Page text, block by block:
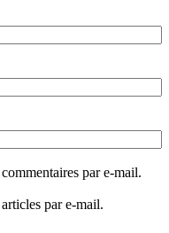
par e-mail.
par e-mail.